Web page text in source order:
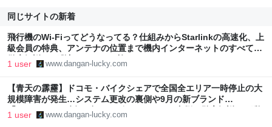
同じサイトの新着
飛行機のWi-Fiってどうなってる？仕組みからStarlinkの高速化、上
級会員の特典、アンテナの位置まで機内インターネットのすべてを
徹底解説！ - 弾丸トラベルは怖くない!
1 user www.dangan-lucky.com
【青天の霹靂】ドコモ・バイクシェアで全国全エリア一時停止の大
規模障害が発生…システム更改の裏側や9月の新ブランド
「NOLL」への移行、知られざるインフラの裏側を徹底解説！ - 弾
丸トラベルは怖くない!
1 user www.dangan-lucky.com